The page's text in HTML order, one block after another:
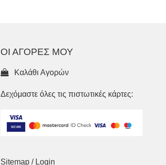
ΟΙ ΑΓΟΡΕΣ ΜΟΥ
Καλάθι Αγορών
Δεχόμαστε όλες τις πιστωτικές κάρτες:
Sitemap / Login